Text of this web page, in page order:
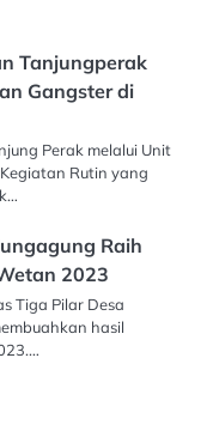
Tanjungperak
Gangster di
Perak melalui Unit
Rutin yang
Raih
2023
Tiga Pilar Desa
hasil